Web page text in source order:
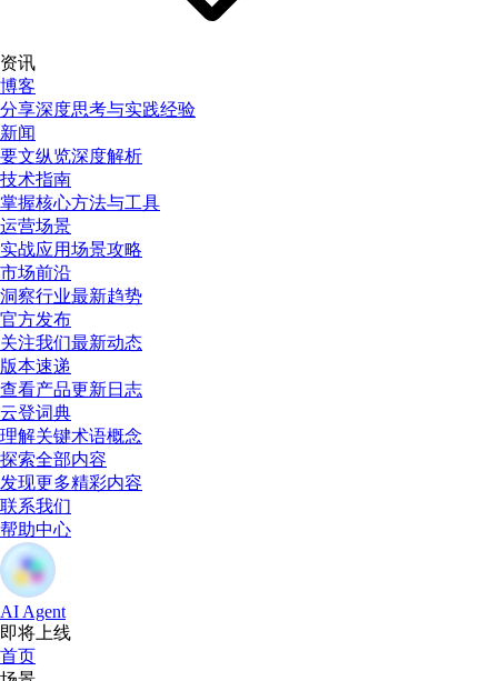
资讯
博客
分享深度思考与实践经验
新闻
要文纵览深度解析
技术指南
掌握核心方法与工具
运营场景
实战应用场景攻略
市场前沿
洞察行业最新趋势
官方发布
关注我们最新动态
版本速递
查看产品更新日志
云登词典
理解关键术语概念
探索全部内容
发现更多精彩内容
联系我们
帮助中心
AI Agent
即将上线
首页